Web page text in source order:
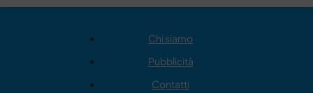
Chi siamo
Pubblicità
Contatti